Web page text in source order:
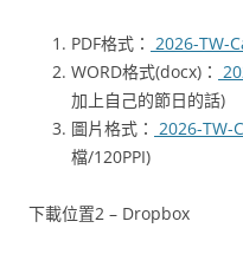
PDF格式： 2026-TW-
WORD格式(docx)：
加上自己的節日的話)
圖片格式： 2026-TW-
檔/120PPI)
下載位置2 – Dropbox